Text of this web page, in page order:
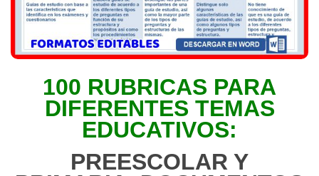
100 RUBRICAS PARA
DIFERENTES TEMAS
EDUCATIVOS:
PREESCOLAR Y